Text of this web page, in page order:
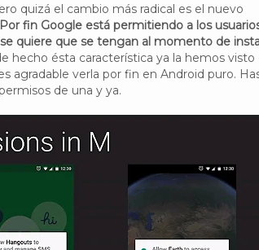
quizá el cambio más radical es el nuevo
Por fin Google está permitiendo a los
quiere que se tengan al momento de
hecho ésta característica ya la hemos visto
agradable verla por fin en Android puro.
de una y ya.